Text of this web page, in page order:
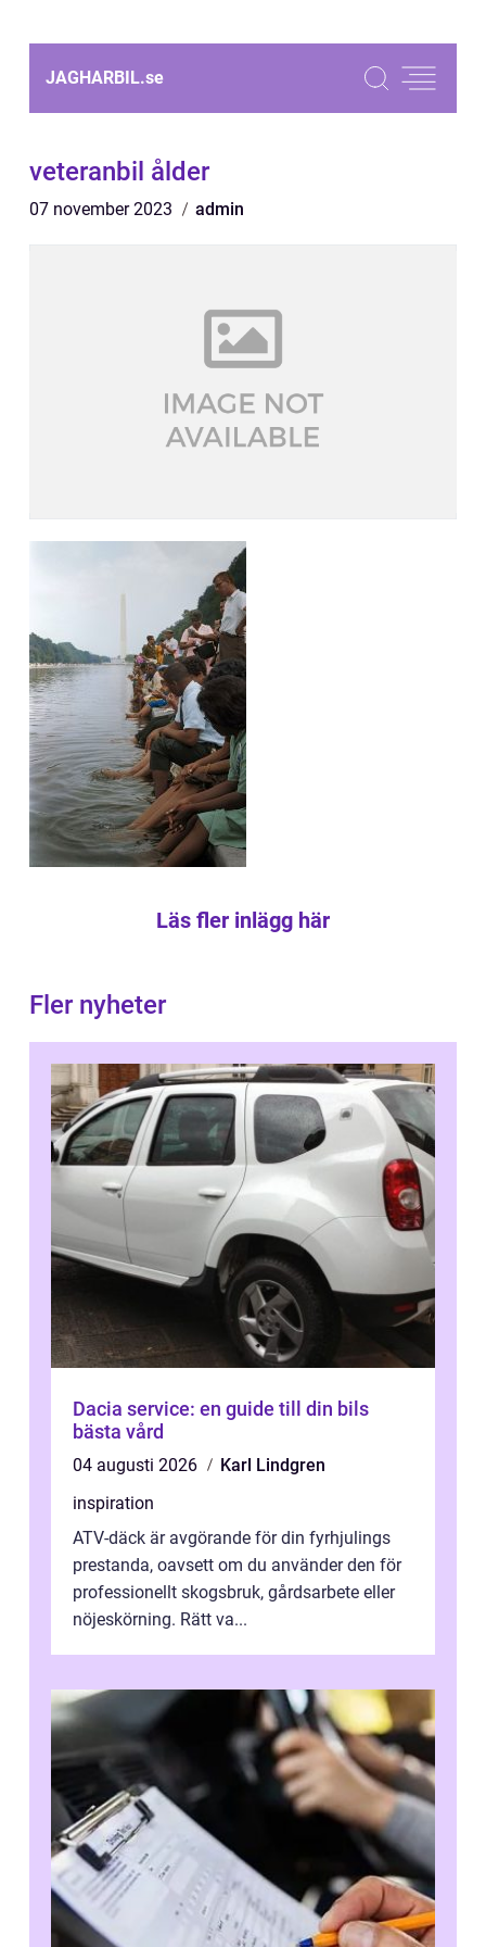
JAGHARBIL.se
veteranbil ålder
07 november 2023 admin
Läs fler inlägg här
Fler nyheter
Dacia service: en guide till din bils
bästa vård
04 augusti 2026
Karl Lindgren
inspiration
ATV-däck är avgörande för din fyrhjulings
prestanda, oavsett om du använder den för
professionellt skogsbruk, gårdsarbete eller
nöjeskörning. Rätt va...